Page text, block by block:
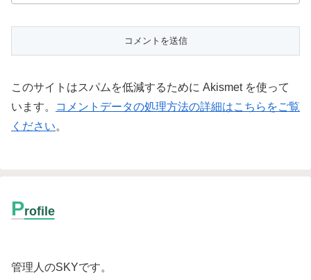
このサイトはスパムを低減するために Akismet を使って
います。
コメントデータの処理方法の詳細はこちらをご覧
ください。
Profile
管理人のSKYです。